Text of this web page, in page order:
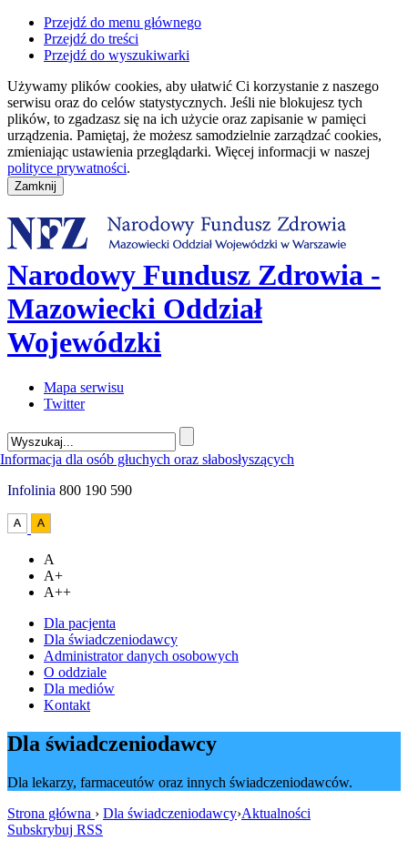
Przejdź do menu głównego
Przejdź do treści
Przejdź do wyszukiwarki
Używamy plików cookies, aby ułatwić Ci korzystanie z naszego
serwisu oraz do celów statystycznych. Jeśli nie blokujesz tych
plików, to zgadzasz się na ich użycie oraz zapisanie w pamięci
urządzenia. Pamiętaj, że możesz samodzielnie zarządzać cookies,
zmieniając ustawienia przeglądarki. Więcej informacji w naszej
polityce prywatności.
Narodowy Fundusz Zdrowia -
Mazowiecki Oddział
Wojewódzki
Mapa serwisu
Twitter
Infolinia 800 190 590
A
A+
A++
Dla pacjenta
Dla świadczeniodawcy
Administrator danych osobowych
O oddziale
Dla mediów
Kontakt
Dla świadczeniodawcy
Dla lekarzy, farmaceutów oraz innych świadczeniodawców.
Strona główna › Dla świadczeniodawcy›Aktualności
Subskrybuj RSS